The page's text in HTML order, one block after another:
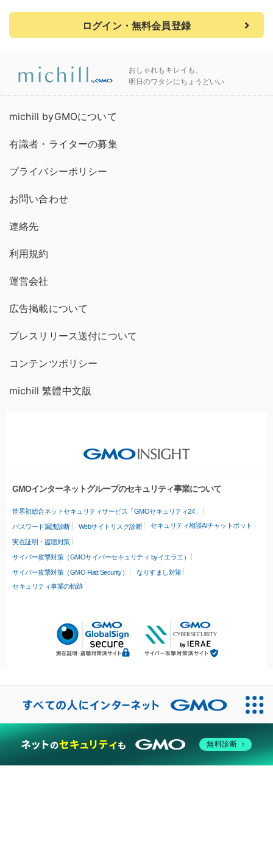
ログイン・無料会員登録
おしゃれもキレイも、
明日のワタシにちょうどいい
michill byGMOについて
有識者・ライターの募集
プライバシーポリシー
お問い合わせ
連絡先
利用規約
運営会社
広告掲載について
プレスリリース送付について
コンテンツポリシー
michill 繁體中文版
GMOインターネットグループのセキュリティ事業について
世界初総合ネットセキュリティサービス「GMOセキュリティ24」
パスワード漏洩診断 Webサイトリスク診断 セキュリティ相談AIチャットボット
実在証明・盗聴対策
サイバー攻撃対策（GMOサイバーセキュリティ byイエラエ）
サイバー攻撃対策（GMO Flatt Security）
なりすまし対策
セキュリティ事業の軌跡
無料診断